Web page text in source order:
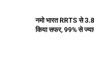
नमो भारत RRTS से 3.8
किया सफर, 99% से